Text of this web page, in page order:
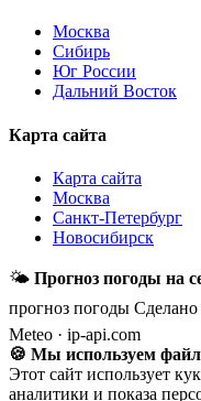
Москва
Сибирь
Юг России
Дальний Восток
Карта сайта
Карта сайта
Москва
Санкт-Петербург
Новосибирск
🌤 Прогноз погоды на
прогноз погоды
Meteo · ip-api.com
🍪 Мы используем
Этот сайт использует
аналитики и показа